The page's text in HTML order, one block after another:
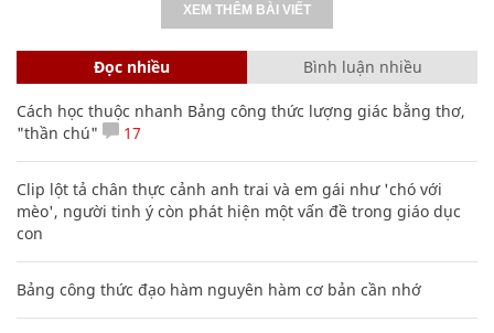
XEM THÊM BÀI VIẾT
Đọc nhiều Bình luận nhiều
Cách học thuộc nhanh Bảng công thức lượng giác bằng thơ,
"thần chú"
17
Clip lột tả chân thực cảnh anh trai và em gái như 'chó với
mèo', người tinh ý còn phát hiện một vấn đề trong giáo dục
con
Bảng công thức đạo hàm nguyên hàm cơ bản cần nhớ